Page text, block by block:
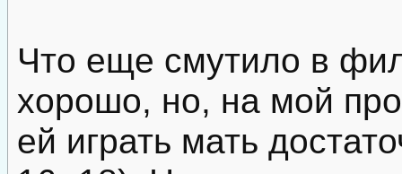
Что еще смутило в
хорошо, но, на мой
ей играть мать